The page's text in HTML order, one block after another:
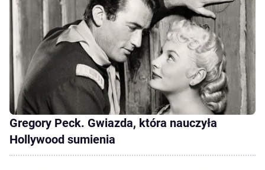
Gregory Peck. Gwiazda, która nauczyła
Hollywood sumienia